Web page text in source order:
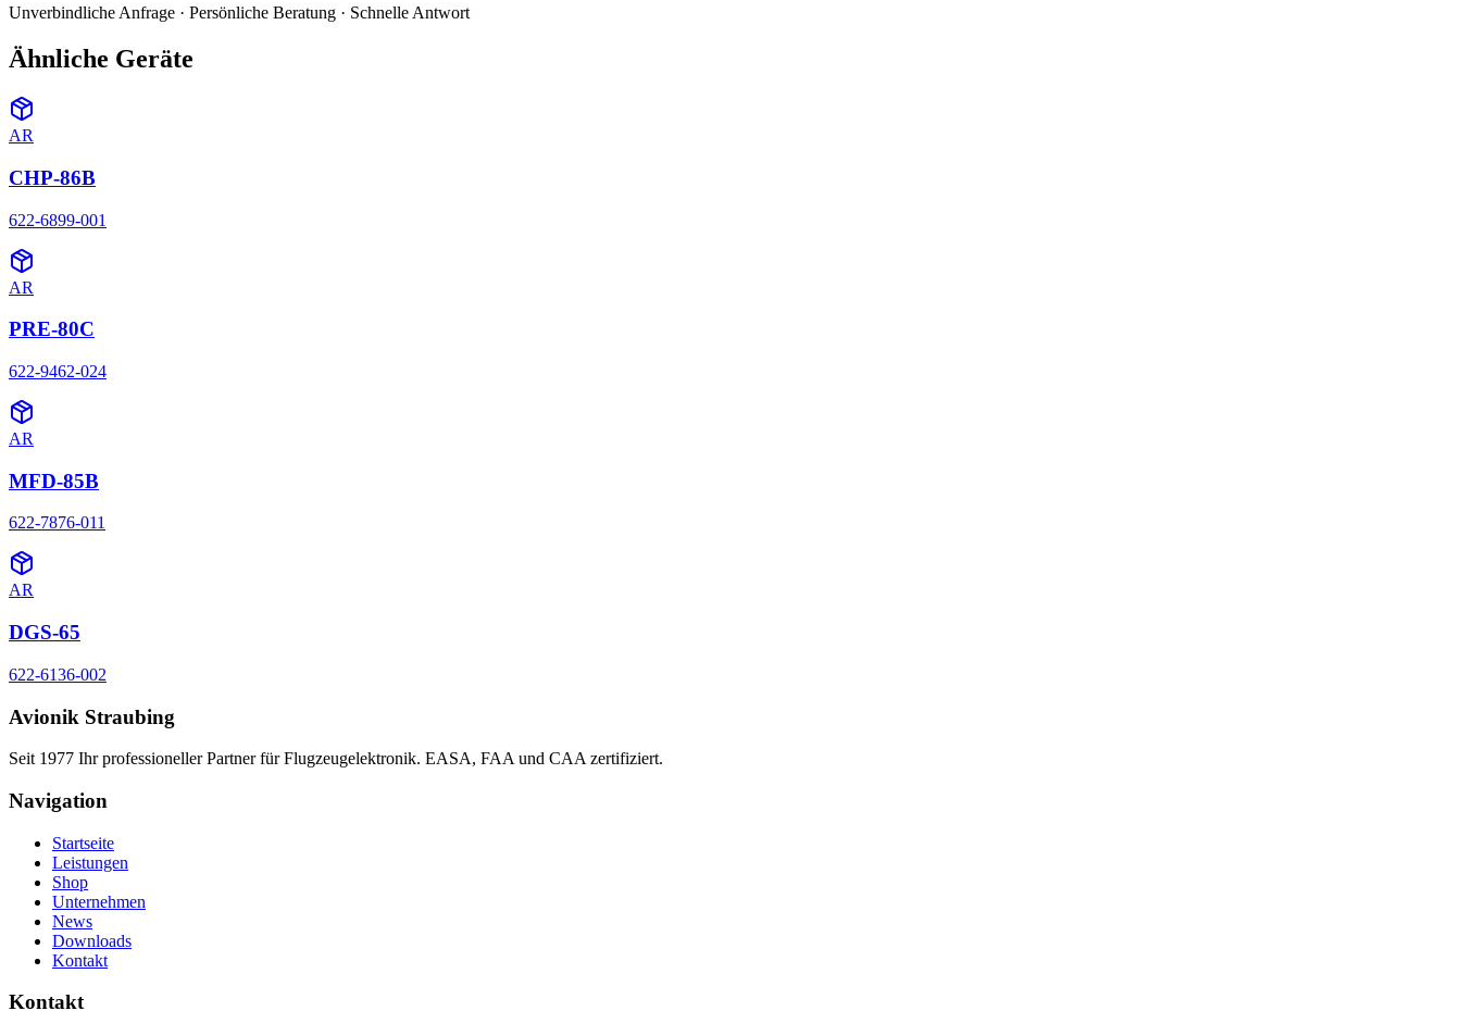
Unverbindliche Anfrage · Persönliche Beratung · Schnelle Antwort
Ähnliche Geräte
AR
CHP-86B
622-6899-001
AR
PRE-80C
622-9462-024
AR
MFD-85B
622-7876-011
AR
DGS-65
622-6136-002
Avionik Straubing
Seit 1977 Ihr professioneller Partner für Flugzeugelektronik. EASA, FAA und CAA zertifiziert.
Navigation
Startseite
Leistungen
Shop
Unternehmen
News
Downloads
Kontakt
Kontakt